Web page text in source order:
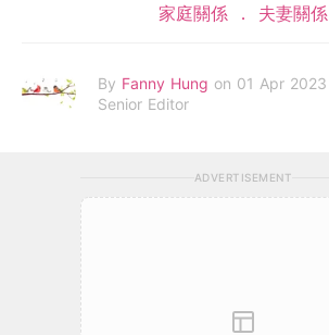
家庭關係 夫妻關係
By Fanny Hung on 01 Apr 2023
Senior Editor
ADVERTISEMENT